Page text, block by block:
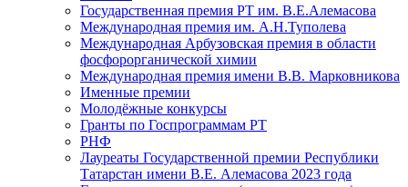
Государственная премия РТ им. В.Е.Алемасова
Международная премия им. А.Н.Туполева
Международная Арбузовская премия в области
фосфорорганической химии
Международная премия имени В.В. Марковникова
Именные премии
Молодёжные конкурсы
Гранты по Госпрограммам РТ
РНФ
Лауреаты Государственной премии Республики
Татарстан имени В.Е. Алемасова 2023 года